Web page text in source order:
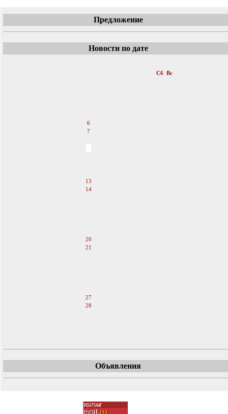
Предложение
Новости по дате
Сб Вс
6
7
13
14
20
21
27
28
Объявления